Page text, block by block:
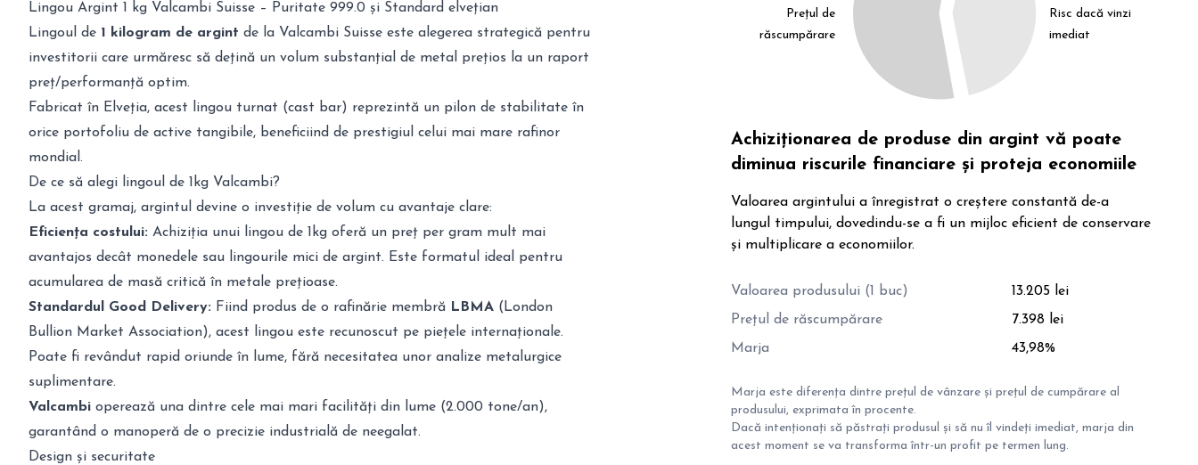
Lingou Argint 1 kg Valcambi Suisse – Puritate 999.0 și Standard elvețian
Lingoul de 1 kilogram de argint de la Valcambi Suisse este alegerea strategică pentru
investitorii care urmăresc să dețină un volum substanțial de metal prețios la un raport
preț/performanță optim.
Fabricat în Elveția, acest lingou turnat (cast bar) reprezintă un pilon de stabilitate în
orice portofoliu de active tangibile, beneficiind de prestigiul celui mai mare rafinor
mondial.
De ce să alegi lingoul de 1kg Valcambi?
La acest gramaj, argintul devine o investiție de volum cu avantaje clare:
Eficiența costului: Achiziția unui lingou de 1kg oferă un preț per gram mult mai
avantajos decât monedele sau lingourile mici de argint. Este formatul ideal pentru
acumularea de masă critică în metale prețioase.
Standardul Good Delivery: Fiind produs de o rafinărie membră LBMA (London
Bullion Market Association), acest lingou este recunoscut pe piețele internaționale.
Poate fi revândut rapid oriunde în lume, fără necesitatea unor analize metalurgice
suplimentare.
Valcambi operează una dintre cele mai mari facilități din lume (2.000 tone/an),
garantând o manoperă de o precizie industrială de neegalat.
Design și securitate
Prețul de
răscumpărare
Risc dacă vinzi
imediat
Achiziționarea de produse din argint vă poate
diminua riscurile financiare și proteja economiile
Valoarea argintului a înregistrat o creștere constantă de-a
lungul timpului, dovedindu-se a fi un mijloc eficient de conservare
și multiplicare a economiilor.
Valoarea produsului (1 buc)
13.205 lei
Prețul de răscumpărare
7.398 lei
Marja
43,98%
Marja este diferența dintre prețul de vânzare și prețul de cumpărare al
produsului, exprimata în procente.
Dacă intenționați să păstrați produsul și să nu îl vindeți imediat, marja din
acest moment se va transforma într-un profit pe termen lung.